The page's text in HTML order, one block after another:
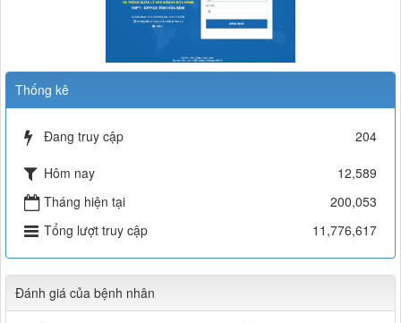
Thống kê
Đang truy cập 204
Hôm nay
12,589
Tháng hiện tại
200,053
Tổng lượt truy cập
11,776,617
Đánh giá của bệnh nhân